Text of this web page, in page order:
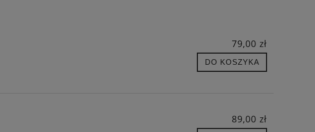
79,00 zł
DO KOSZYKA
89,00 zł